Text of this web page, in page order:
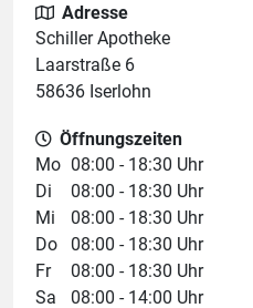
Adresse
Schiller Apotheke
Laarstraße 6
58636 Iserlohn
Öffnungszeiten
Mo 08:00 - 18:30 Uhr
Di
08:00 - 18:30 Uhr
Mi
08:00 - 18:30 Uhr
Do
08:00 - 18:30 Uhr
Fr
08:00 - 18:30 Uhr
Sa
08:00 - 14:00 Uhr